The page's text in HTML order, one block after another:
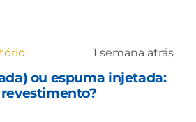
1 semana atrás
ou espuma injetada: